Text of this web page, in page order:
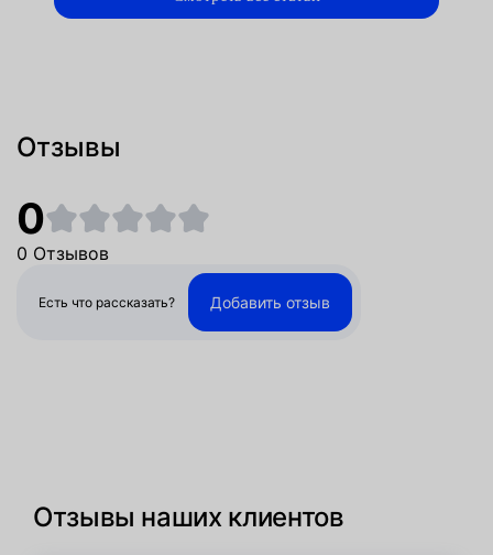
Отзывы
0
0 Отзывов
Есть что рассказать? Добавить отзыв
Отзывы наших клиентов